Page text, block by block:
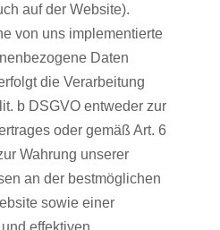
auf der Website).
von uns implementierte
Daten
die Verarbeitung
b DSGVO entweder zur
oder gemäß Art. 6
Wahrung unserer
an der bestmöglichen
sowie einer
effektiven